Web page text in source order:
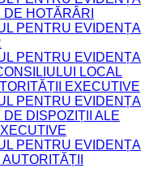
HOTĂRÂRI
PENTRU EVIDENȚA
PENTRU EVIDENȚA
LOCAL
EXECUTIVE
PENTRU EVIDENȚA
DISPOZIȚII ALE
PENTRU EVIDENȚA